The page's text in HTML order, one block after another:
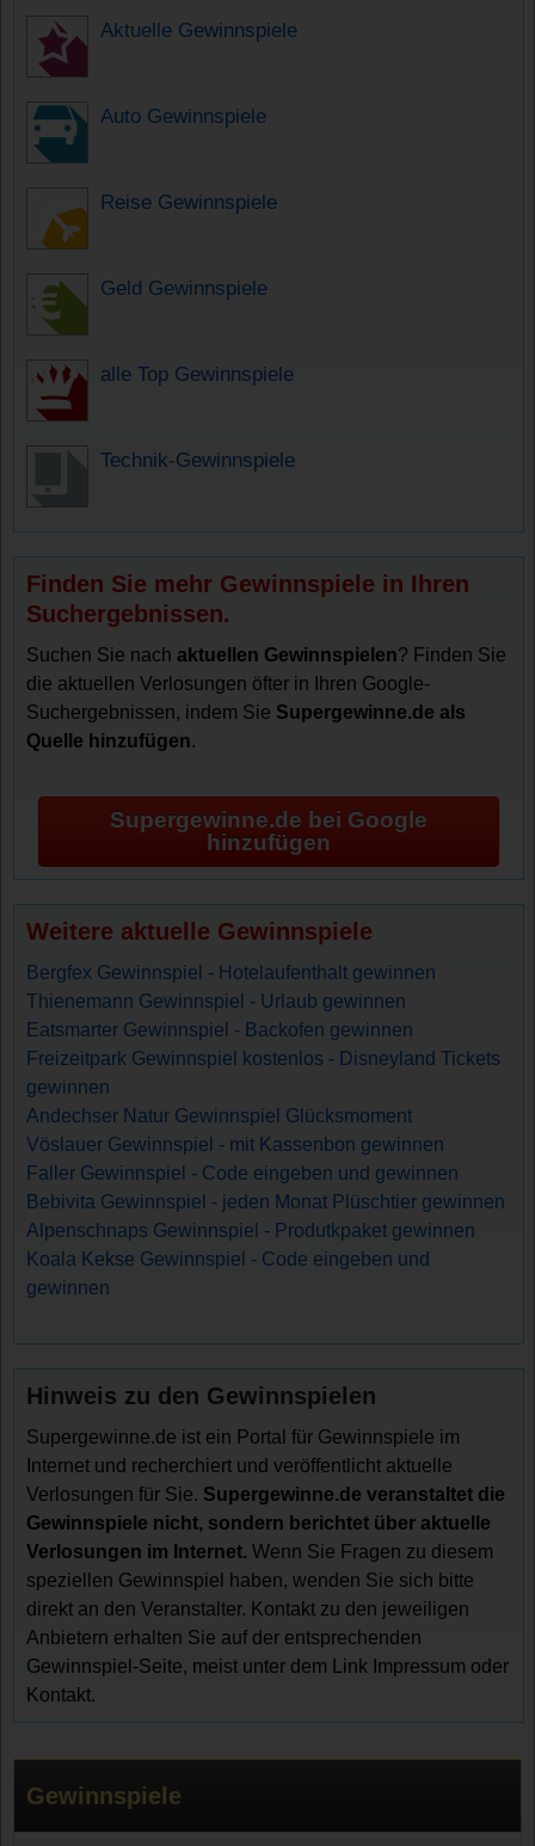
Aktuelle Gewinnspiele
Auto Gewinnspiele
Reise Gewinnspiele
Geld Gewinnspiele
alle Top Gewinnspiele
Technik-Gewinnspiele
Finden Sie mehr Gewinnspiele in Ihren
Suchergebnissen.
Suchen Sie nachaktuellen Gewinnspielen? Finden Sie
die aktuellen Verlosungen öfter in Ihren Google-
Suchergebnissen, indem Sie Supergewinne.de als
Quelle hinzufügen.
Supergewinne.de bei Google
hinzufügen
Weitere aktuelle Gewinnspiele
Bergfex Gewinnspiel - Hotelaufenthalt gewinnen
Thienemann Gewinnspiel - Urlaub gewinnen
Eatsmarter Gewinnspiel - Backofen gewinnen
Freizeitpark Gewinnspiel kostenlos - Disneyland Tickets
gewinnen
Andechser Natur Gewinnspiel Glücksmoment
Vöslauer Gewinnspiel - mit Kassenbon gewinnen
Faller Gewinnspiel - Code eingeben und gewinnen
Bebivita Gewinnspiel - jeden Monat Plüschtier gewinnen
Alpenschnaps Gewinnspiel - Produtkpaket gewinnen
Koala Kekse Gewinnspiel - Code eingeben und
gewinnen
Hinweis zu den Gewinnspielen
Supergewinne.de ist ein Portal für Gewinnspiele im
Internet und recherchiert und veröffentlicht aktuelle
Verlosungen für Sie. Supergewinne.de veranstaltet die
Gewinnspiele nicht, sondern berichtet über aktuelle
Verlosungen im Internet. Wenn Sie Fragen zu diesem
speziellen Gewinnspiel haben, wenden Sie sich bitte
direkt an den Veranstalter. Kontakt zu den jeweiligen
Anbietern erhalten Sie auf der entsprechenden
Gewinnspiel-Seite, meist unter dem Link Impressum oder
Kontakt.
Gewinnspiele